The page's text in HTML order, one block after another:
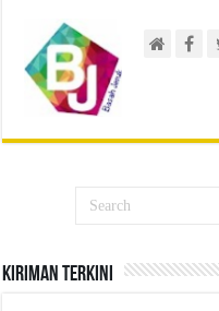
Kiriman Terkini